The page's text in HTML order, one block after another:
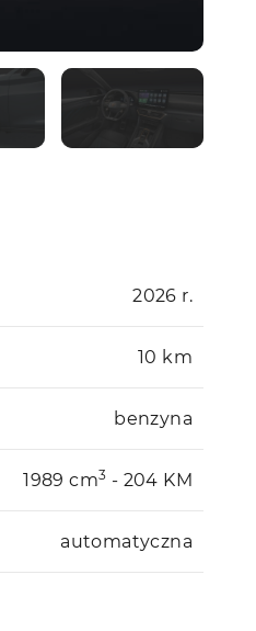
2026 r.
10 km
benzyna
1989 cm3 - 204 KM
automatyczna